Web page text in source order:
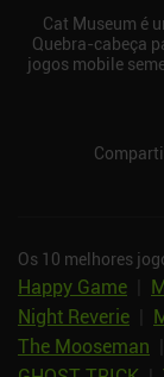
Cat Museum é
Quebra-cabeça
jogos mobile
Os 10 melhores
Happy Game
Night Reverie
The Mooseman